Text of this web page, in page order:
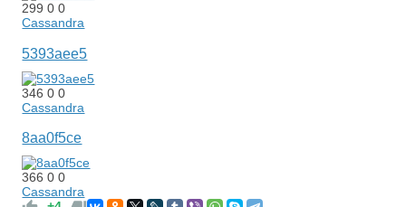
29900
Cassandra
5393aee5
34600
Cassandra
8aa0f5ce
36600
Cassandra